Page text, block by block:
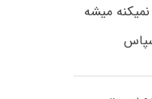
میشه
سپاس